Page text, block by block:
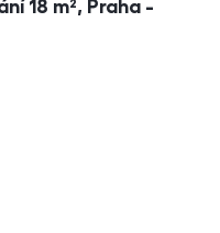
18 m², Praha -